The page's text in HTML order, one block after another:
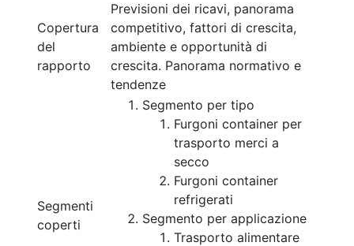
Copertura
del
rapporto
Previsioni dei ricavi, panorama
competitivo, fattori di crescita,
ambiente e opportunità di
crescita. Panorama normativo e
tendenze
Segmenti
coperti
Segmento per tipo
Furgoni container per
trasporto merci a
secco
Furgoni container
refrigerati
Segmento per applicazione
Trasporto alimentare